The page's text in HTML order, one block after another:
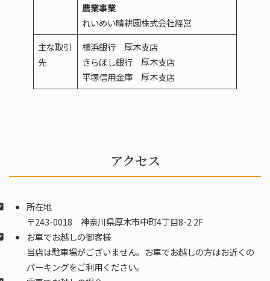
農業事業
れいめい晴耕園株式会社経営
主な取引
先
横浜銀行 厚木支店
きらぼし銀行 厚木支店
平塚信用金庫 厚木支店
アクセス
所在地
〒243-0018 神奈川県厚木市中町4丁目8-2 2F
お車でお越しの御客様
当店は駐車場がございません。お車でお越しの方はお近くの
パーキングをご利用ください。